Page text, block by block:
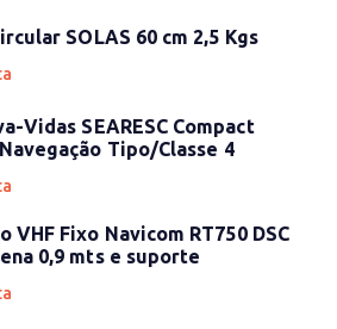
SOLAS 60 cm 2,5 Kgs
Vidas SEARESC Compact
Tipo/Classe 4
VHF Fixo Navicom RT750 DSC
0,9 mts e suporte